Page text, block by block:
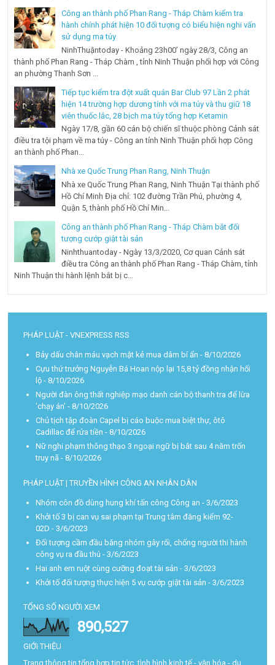
Công an thành phố Phan Rang - Tháp Chàm kiểm tra
hành chính phát hiện 10 đối tượng có biểu hiện nghi vấn
sử dụng ma túy
NinhThuậntoday - Khoảng 23h00’ ngày 28/3, Công an
thành phố Phan Rang - Tháp Chàm , tỉnh Ninh Thuận phối hợp với Công
an phường Thanh Sơn ...
Tiếp tục kiểm tra đột xuất quán Bar Club 97 Lần 2 phát
hiện 14 trường hợp dương tính với ma túy và thu giữ 18
viên thuốc lắc, 28 bịch ma túy tổng hợp Ketamin
Ngày 17/8, gần 60 cán bộ chiến sĩ thuộc phòng Cảnh sát
điều tra tội phạm về ma túy - Công an tỉnh Ninh Thuận phối hợp Công
an thành phố Phan...
Nhà xe Quốc Trung Phan Rang, Ninh Thuận
Nhà xe Quốc Trung Phan Rang, Ninh Thuận Tại thành phố
Hồ Chí Minh Địa chỉ: 102 đường Trần Phú, phường 4,
Quận 5, thành phố Hồ Chí Min...
Công an thành phố Phan Rang - Tháp Chàm bắt đối
tượng cướp giật tài sản
Ninhthuantoday - Ngày 13/3/2020, Cơ quan Cảnh sát
điều tra Công an thành phố Phan Rang - Tháp Chàm, tỉnh
Ninh Thuận thi hành lệnh bắt bị c...
PHÁP LUẬT - VNEXPRESS RSS
Bảy dấu chân máu vạch mặt kẻ mua dâm bí ẩn - 8/10/2026
Cựu thứ trưởng Nguyễn Bá Hoan nộp lại 15,8 tỷ đồng nhận hối
lộ - 8/10/2026
Người đàn ông thất nghiệp mạo danh cán bộ thanh tra để lừa
'chạy án' - 8/10/2026
Chủ tịch tập đoàn Capel bị cáo buộc mua biệt thự, ôtô
Cadillac để rửa tiền - 8/10/2026
Nữ nghi phạm thông thạo 3 ngoại ngữ bị bắt sau 4 năm trốn
truy nã - 8/10/2026
PHÁP LUẬT | TRUYỀN HÌNH CÔNG AN NHÂN DÂN
Nhóm côn đồ dùng hung khí tấn công Công an - 3/6/2023
Khởi tố 3 bị can vụ sai phạm tại Trung tâm đăng kiểm 92-
02D - 3/6/2023
Đối tượng cầm đầu băng nhóm gây rối, chống người thi hành
công vụ ra đầu thú - 3/6/2023
Hai anh em ruột cùng cưỡng đoạt tài sản - 3/6/2023
Khởi tố đối tượng thực hiện 5 vụ cướp giật tài sản - 3/6/2023
TỔNG SỐ NGƯỜI XEM
890,527
GIỚI THIỆU
Trang thông tin tổng hợp tin tức, tình hình kinh tế - văn hóa - du